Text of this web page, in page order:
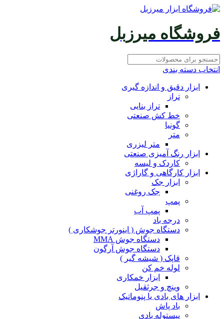
فروشگاه میرزبل
انتخاب دسته بندی
ابزار دقیق و اندازه گیری
تراز
تراز بنایی
خط کش صنعتی
گونیا
متر
متر لیزری
ابزار رنگ آمیزی صنعتی
کاردک و لیسه
ابزار کارگاهی و گاراژی
ابزار جک
جک روغنی
پمپ
پمپ آب
درجه باد
دستگاه جوش ( اینورتر جوشکاری )
دستگاه جوش MMA
دستگاه جوش آرگون
قاپک ( شیشه گیر )
لوله خم کن
ابزار خمکاری
وینچ و جرثقیل
ابزار های بادی یا پنوماتیک
باد پاش
پیستوله بادی